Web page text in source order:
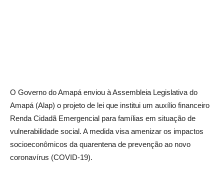
O Governo do Amapá enviou à Assembleia Legislativa do
Amapá (Alap) o projeto de lei que institui um auxílio financeiro
Renda Cidadã Emergencial para famílias em situação de
vulnerabilidade social. A medida visa amenizar os impactos
socioeconômicos da quarentena de prevenção ao novo
coronavírus (COVID-19).